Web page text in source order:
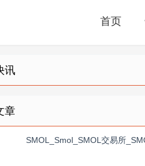
首页
讯
章
SMOL_Smol_SMOL交易所